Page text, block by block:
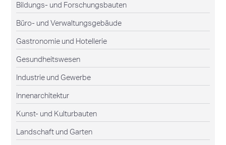
Bildungs- und Forschungsbauten
Büro- und Verwaltungsgebäude
Gastronomie und Hotellerie
Gesundheitswesen
Industrie und Gewerbe
Innenarchitektur
Kunst- und Kulturbauten
Landschaft und Garten